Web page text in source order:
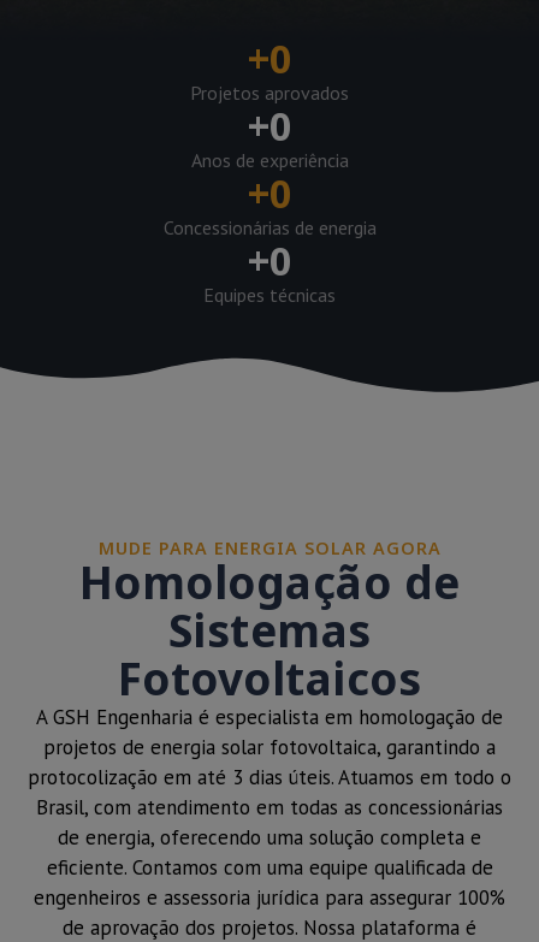
+0
Projetos aprovados
+0
Anos de experiência
+0
Concessionárias de energia
+0
Equipes técnicas
MUDE PARA ENERGIA SOLAR AGORA
Homologação de
Sistemas
Fotovoltaicos
A GSH Engenharia é especialista em homologação de
projetos de energia solar fotovoltaica, garantindo a
protocolização em até 3 dias úteis. Atuamos em todo o
Brasil, com atendimento em todas as concessionárias
de energia, oferecendo uma solução completa e
eficiente. Contamos com uma equipe qualificada de
engenheiros e assessoria jurídica para assegurar 100%
de aprovação dos projetos. Nossa plataforma é